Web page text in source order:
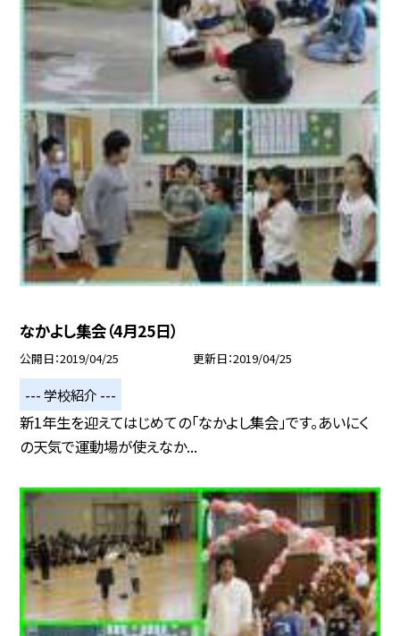
なかよし集会（4月25日）
公開日 2019/04/25 更新日 2019/04/25
--- 学校紹介 ---
新1年生を迎えてはじめての「なかよし集会」です。あいにく
の天気で運動場が使えなか...